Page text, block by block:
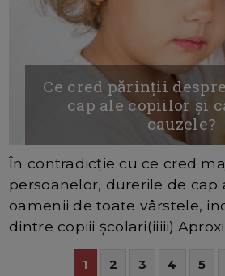
Ce cred părinții
cap ale copiilor și
cauzele?
În contradicție cu ce cred
persoanelor, durerile de cap
oamenii de toate vârstele,
dintre copiii
1 2 3 4 5